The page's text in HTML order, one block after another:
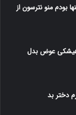
بودم منو نترسون از
هیشکی عوض بدل
دختر بد